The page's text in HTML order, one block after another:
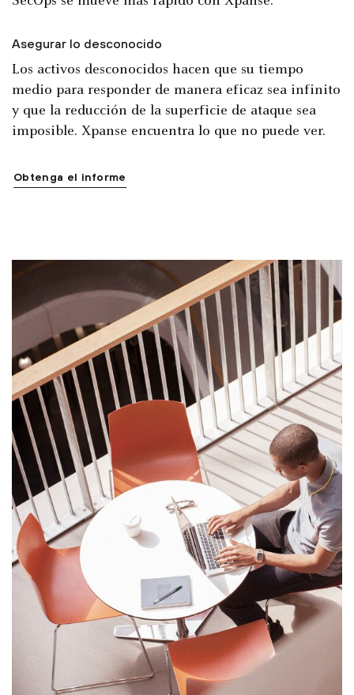
Asegurar lo desconocido
Los activos desconocidos hacen que su tiempo
medio para responder de manera eficaz sea infinito
y que la reducción de la superficie de ataque sea
imposible. Xpanse encuentra lo que no puede ver.
Obtenga el informe